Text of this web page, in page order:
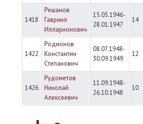
1418
Решанов
Гавриил
Илларионович
15.05.1946-
28.01.1947
14
1422
Родионов
Константин
Степанович
08.07.1948-
30.09.1949
12
1426
Рудометов
Николай
Алексеевич
11.09.1948-
26.10.1948
10